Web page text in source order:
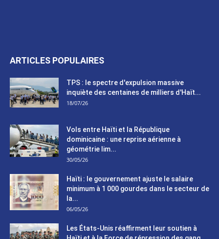
ARTICLES POPULAIRES
TPS : le spectre d'expulsion massive
inquiète des centaines de milliers d'Haït...
18/07/26
Vols entre Haïti et la République
dominicaine : une reprise aérienne à
géométrie lim...
30/05/26
Haïti : le gouvernement ajuste le salaire
minimum à 1 000 gourdes dans le secteur de
la...
06/05/26
Les États-Unis réaffirment leur soutien à